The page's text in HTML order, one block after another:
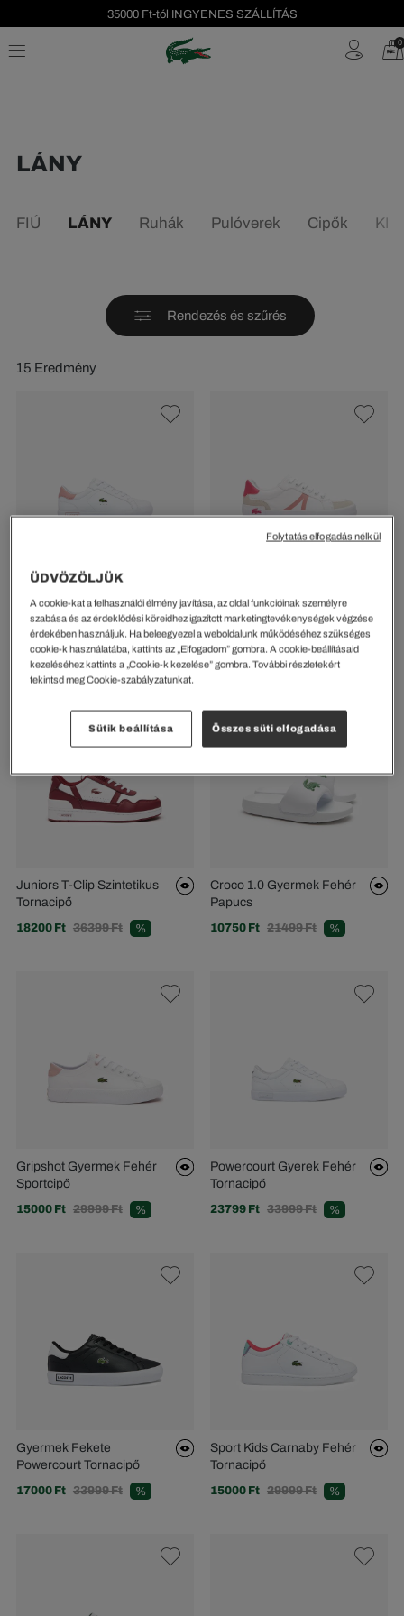
35000 Ft-tól INGYENES SZÁLLÍTÁS
Szezonális leárazás akár -40%! 0
LÁNY
FIÚ LÁNY Ruhák Pulóverek Cipők
15 Eredmény
Rendezés és szűrés
Powercourt Gyerek Sneaker
23729 Ft 33899 Ft %
Kontrasztos Színű
Tornacipő
21600 Ft 43199 Ft %
Juniors T-Clip Szintetikus
Tornacipő
18200 Ft 36399 Ft %
Croco 1.0 Gyermek Fehér
Papucs
10750 Ft 21499 Ft %
Gripshot Gyermek Fehér
Sportcipő
15000 Ft 29999 Ft %
Powercourt Gyerek Fehér
Tornacipő
23799 Ft 33999 Ft %
Gyermek Fekete
Powercourt Tornacipő
17000 Ft 33999 Ft %
Sport Kids Carnaby Fehér
Tornacipő
15000 Ft 29999 Ft %
ÜDVÖZÖLJÜK
A cookie-kat a felhasználói élmény javítása, az oldal funkcióinak személyre
szabása és az érdeklődési köreidhez igazított marketingtevékenységek végzése
érdekében használjuk. Ha beleegyezel a weboldalunk működéséhez szükséges
cookie-k használatába, kattints az „Elfogadom” gombra. A cookie-beállításaid
kezeléséhez kattints a „Cookie-k kezelése” gombra. További részletekért
tekintsd meg Cookie-szabályzatunkat.
Sütik beállítása Összes süti elfogadása
Folytatás elfogadás nélkül